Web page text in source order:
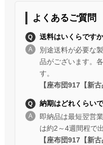
よくあるご質問
送料はいくらです
別途送料が必要な
品がございます。
す。
【座布団917【新
納期はどれくらい
即納品は最短翌営
は約2～4週間程で
【座布団917【新